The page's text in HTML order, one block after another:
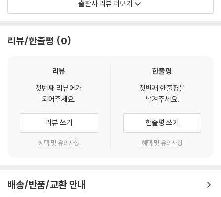
제5절 정치경제학의 과제 380
제1절 근대화 이론과 종속 이론 383
제4절 민주주의의 전망 431
제12장 사회운동 434
제1절 사회운동 434
제2절 고전적 사회운동론 440
제3절 현대적 사회운동론 443
제4절 구성주의적 사회운동론 456
제13장 세계화 462
할 수 있다. 정치는 권력을 향한 투쟁이 아니라 합리적인 분배와 정의의 실
정치가 어떤 과정과 논의를 거쳐 민주주의라는 제도에 이르게 되었는지에
조에서 민주주의 가치를 제고하고자 기획하였다. 정치학을 전공하는 대학
생은 물론 교양서로서도 다양한 정치 이론을 섭렵할 수 있도록 하였다. 초
판을 발행한 이후 재판을 통해 부족한 부분을 채우고, 모자란 부분을 메웠
다. 이 과정에서 교실에서 학생들과 토론했던 경험이 큰 도움이 되었다. 구
체적인 지점에서 어떤 점을 보완해야 하고, 어떤 점을 더 설명해야 하는지
개정판에 이어서 세 번째 판을 내게 된 것은 변화한 상황을 반영하기 위해
출판사 리뷰 더보기
리뷰/한줄평 0
리뷰
첫번째 리뷰어가
되어주세요.
리뷰 쓰기
혜택 및 유의사항
한줄평
첫번째 한줄평을
남겨주세요.
한줄평 쓰기
혜택 및 유의사항
배송/반품/교환 안내